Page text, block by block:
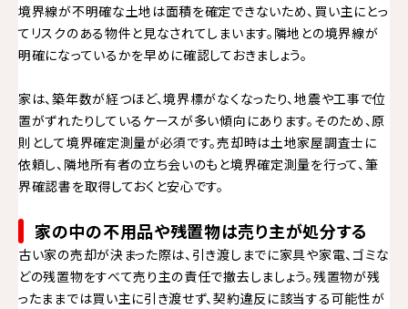
境界線が不明確な土地は面積を確定できないため、買い主にとっ
てリスクのある物件と見なされてしまいます。隣地との境界線が
明確になっているかを早めに確認しておきましょう。
家は、築年数が経つほど、境界標がなくなったり、地震や工事で位
置がずれたりしているケースが多い傾向にあります。そのため、原
則として境界確定測量が必須です。売却時は土地家屋調査士に
依頼し、隣地所有者の立ち会いのもと境界確定測量を行って、筆
界確認書を取得しておくと安心です。
家の中の不用品や残置物は売り主が処分する
古い家の売却が決まった際は、引き渡しまでに家具や家電、ゴミな
どの残置物をすべて売り主の責任で撤去しましょう。残置物が残
ったままでは買い主に引き渡せず、契約違反に該当する可能性が